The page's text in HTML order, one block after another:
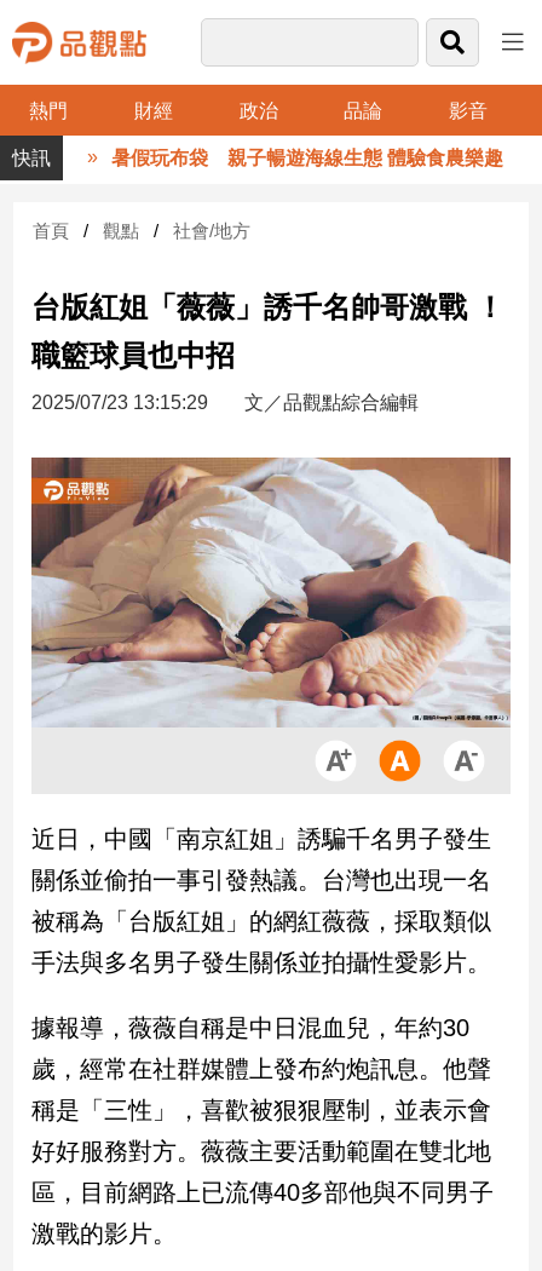
熱門 財經 政治 品論 影音
品
觀
財
台
財
新
產
經/
市
地
產
品
政
治
政
治
焦
品
點
民
調
國
會
點
暑假玩布袋 親子暢遊海線生態 體驗食農樂趣
首頁 觀點 社會/地方
台版紅姐「薇薇」誘千名帥哥激戰 ！
職籃球員也中招
2025/07/23 13:15:29 文／品觀點綜合編輯
近日，中國「南京紅姐」誘騙千名男子發生
關係並偷拍一事引發熱議。台灣也出現一名
被稱為「台版紅姐」的網紅薇薇，採取類似
手法與多名男子發生關係並拍攝性愛影片。
據報導，薇薇自稱是中日混血兒，年約30
歲，經常在社群媒體上發布約炮訊息。他聲
稱是「三性」，喜歡被狠狠壓制，並表示會
好好服務對方。薇薇主要活動範圍在雙北地
區，目前網路上已流傳40多部他與不同男子
激戰的影片。